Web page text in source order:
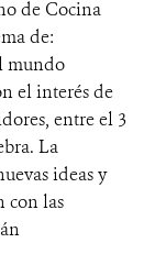
de Cocina
de:
mundo
el interés de
entre el 3
La
ideas y
con las